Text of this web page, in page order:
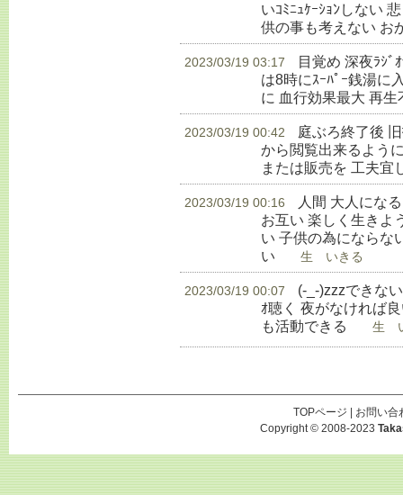
いｺﾐﾆｭｹｰｼｮﾝしない
供の事も考えない お
2023/03/19 03:17
目覚め 深夜ﾗｼﾞ
は8時にｽｰﾊﾟｰ銭湯に
に 血行効果最大 再
2023/03/19 00:42
庭ぶろ終了後
から閲覧出来るよう
または販売を 工夫宜
2023/03/19 00:16
人間 大人にな
お互い 楽しく生きよ
い 子供の為にならな
い 生 いきる
2023/03/19 00:07
(-_-)zzzできな
ｵ聴く 夜がなければ
も活動できる
生 い
TOPページ
お問い合
Copyright © 2008-2023